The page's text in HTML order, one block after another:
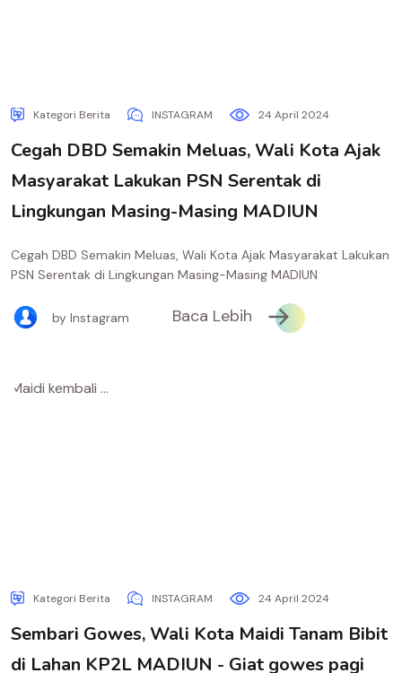
Kategori Berita INSTAGRAM 24 April 2024
Cegah DBD Semakin Meluas, Wali Kota Ajak
Masyarakat Lakukan PSN Serentak di
Lingkungan Masing-Masing MADIUN
Cegah DBD Semakin Meluas, Wali Kota Ajak Masyarakat Lakukan
PSN Serentak di Lingkungan Masing-Masing MADIUN
by Instagram Baca Lebih
Kategori Berita INSTAGRAM 24 April 2024
Sembari Gowes, Wali Kota Maidi Tanam Bibit
di Lahan KP2L MADIUN - Giat gowes pagi